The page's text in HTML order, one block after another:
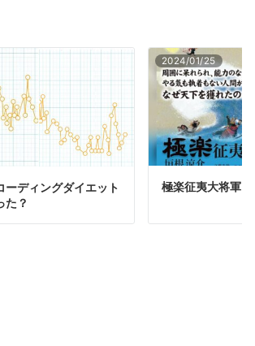
ーディングダイエット
た？
2024/01/25
極楽征夷大将軍